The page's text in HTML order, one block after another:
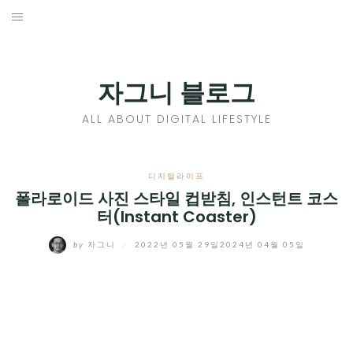
Skip
자그니 블로그
ALL ABOUT DIGITAL LIFESTYLE
디지털라이프
폴라로이드 사진 스타일 컵받침, 인스턴트 코스
터(Instant Coaster)
by 자그니 2022년 05월 29일 2024년 04월 05일
CHILD
MENU
디지털트렌드
디지털라이프
EXPAND